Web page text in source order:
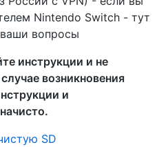
Nintendo Switch - тут
вопросы
инструкции и не
возникновения
и
SD